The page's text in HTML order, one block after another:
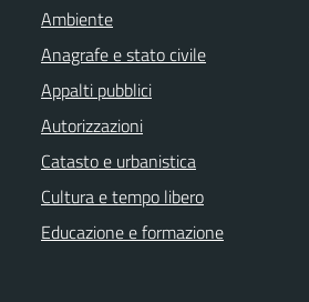
Ambiente
Anagrafe e stato civile
Appalti pubblici
Autorizzazioni
Catasto e urbanistica
Cultura e tempo libero
Educazione e formazione